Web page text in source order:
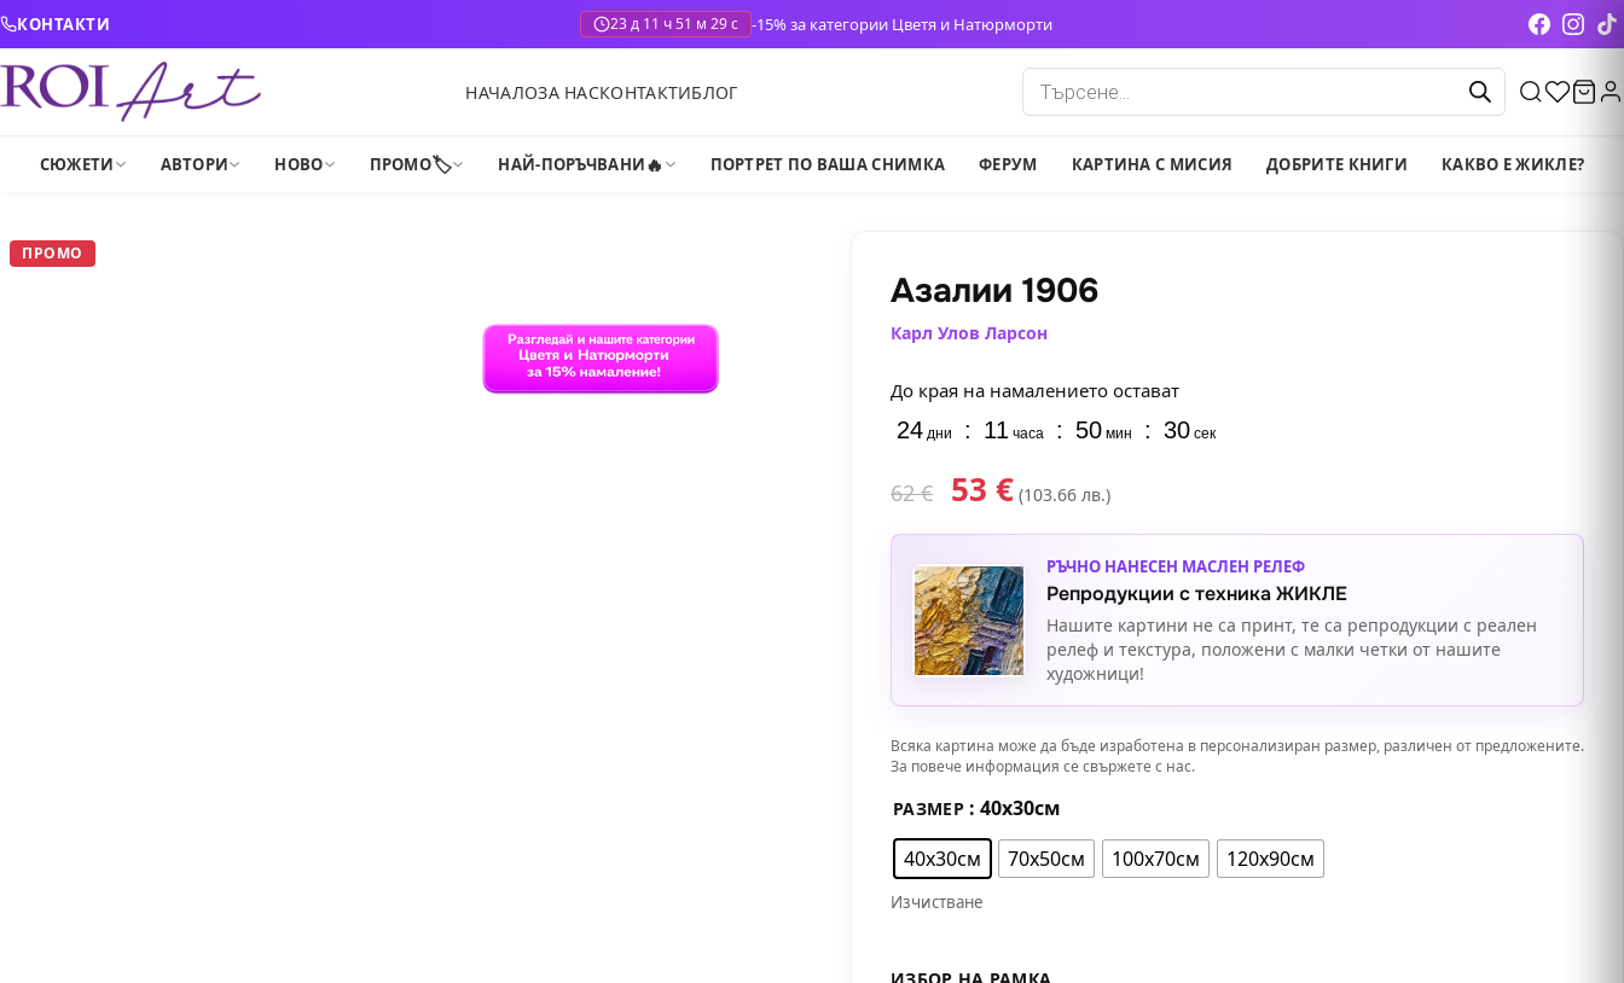
Skip to content
КОНТАКТИ 23 д 11 ч 51 м 28 с -15% за категории Цветя и Натюрморти
НАЧАЛОЗА НАСКОНТАКТИБЛОГ
Products
search
СЮЖЕТИ АВТОРИ НОВО ПРОМО🏷️ НАЙ-ПОРЪЧВАНИ🔥 ПОРТРЕТ ПО ВАША СНИМКА ФЕРУМ КАРТИНА С МИСИЯ ДОБРИТЕ КНИГИ КАКВО Е ЖИКЛЕ?
ПРОМО
Азалии 1906
Карл Улов Ларсон
До края на намалението остават
24 дни : 11 часа : 50 мин : 29 сек
62€ 53 € (103.66 лв.)
РЪЧНО НАНЕСЕН МАСЛЕН РЕЛЕФ
Репродукции с техника ЖИКЛЕ
Нашите картини не са принт, те са репродукции с реален
релеф и текстура, положени с малки четки от нашите
художници!
Всяка картина може да бъде изработена в персонализиран размер, различен от предложените.
За повече информация се свържете с нас.
РАЗМЕР : 40х30см
40х30см
70х50см 100х70см 120х90см
Изчистване